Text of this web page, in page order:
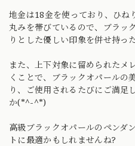
地金は18金を使っており、ひね
丸みを帯びているので、ブラッ
りとした優しい印象を併せ持っ
また、上下対象に留められたメ
くことで、ブラックオパールの
り、ご使用されるたびにご満足
か(*^-^*)
高級ブラックオパールのペンダ
トに最適かもしれませんね?